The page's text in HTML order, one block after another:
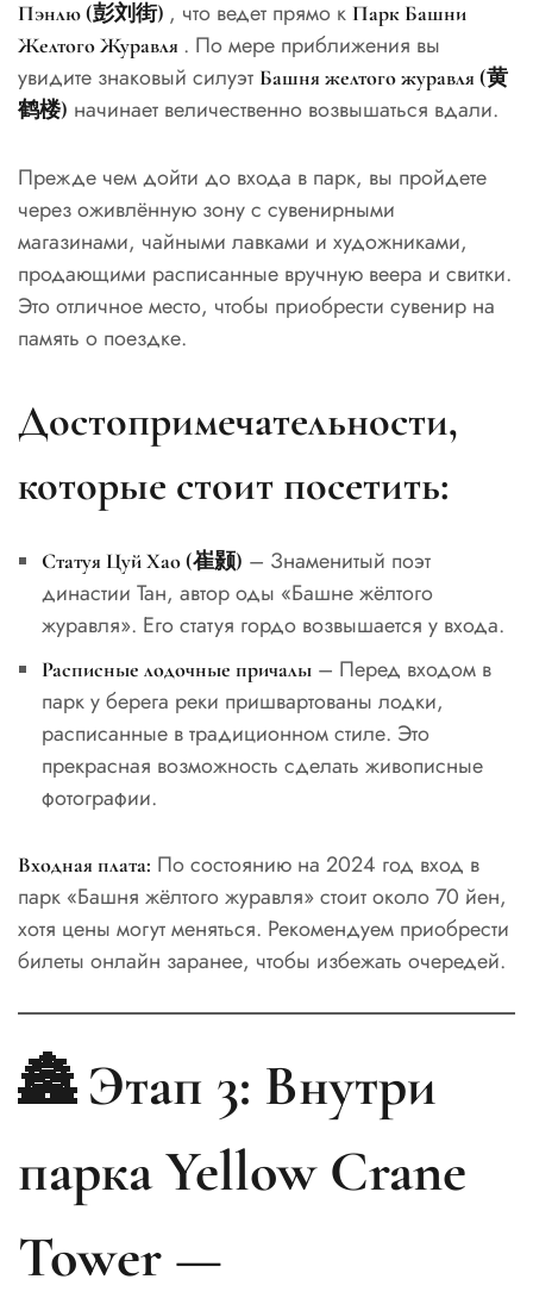
Пэнлю (彭刘街) , что ведет прямо к Парк Башни
Желтого Журавля . По мере приближения вы
увидите знаковый силуэт Башня желтого журавля (黄
鹤楼) начинает величественно возвышаться вдали.
Прежде чем дойти до входа в парк, вы пройдете
через оживлённую зону с сувенирными
магазинами, чайными лавками и художниками,
продающими расписанные вручную веера и свитки.
Это отличное место, чтобы приобрести сувенир на
память о поездке.
Достопримечательности,
которые стоит посетить:
Статуя Цуй Хао (崔颢) – Знаменитый поэт
династии Тан, автор оды «Башне жёлтого
журавля». Его статуя гордо возвышается у входа.
Расписные лодочные причалы– Перед входом в
парк у берега реки пришвартованы лодки,
расписанные в традиционном стиле. Это
прекрасная возможность сделать живописные
фотографии.
Входная плата: По состоянию на 2024 год вход в
парк «Башня жёлтого журавля» стоит около 70 йен,
хотя цены могут меняться. Рекомендуем приобрести
билеты онлайн заранее, чтобы избежать очередей.
🏯 Этап 3: Внутри
парка Yellow Crane
Tower —